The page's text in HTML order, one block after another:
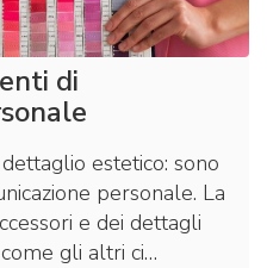
di
estetico: sono
personale. La
e dei dettagli
gli altri ci…